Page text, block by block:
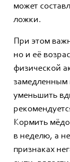
может
ложки.
При этом
но и её
физической
замедленным
уменьшить
Кормить
в неделю, а
признаках